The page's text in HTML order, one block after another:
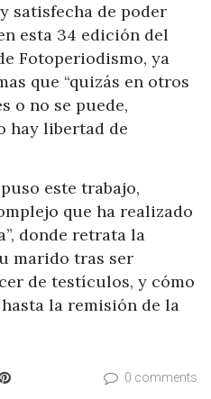
satisfecha de poder
esta 34 edición del
Fotoperiodismo, ya
que “quizás en otros
o no se puede,
hay libertad de
este trabajo,
que ha realizado
donde retrata la
marido tras ser
de testículos, y cómo
la remisión de la
Pinterest 0 comments